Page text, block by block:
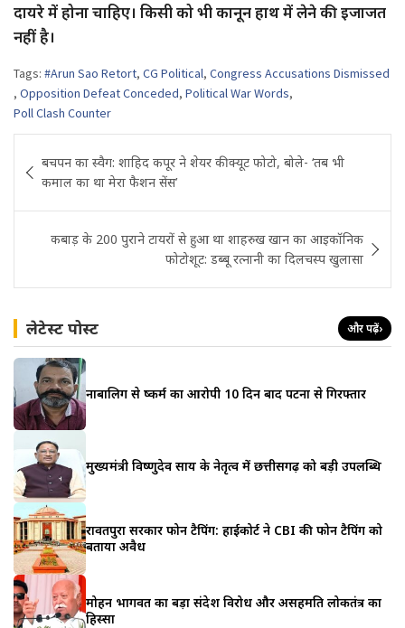
दायरे में होना चाहिए। किसी को भी कानून हाथ में लेने की इजाजत
नहीं है।
Tags: #Arun Sao Retort, CG Political, Congress Accusations Dismissed
, Opposition Defeat Conceded, Political War Words,
Poll Clash Counter
navigation
बचपन का स्वैग: शाहिद कपूर ने शेयर की क्यूट फोटो, बोले- ‘तब भी
कमाल का था मेरा फैशन सेंस’
कबाड़ के 200 पुराने टायरों से हुआ था शाहरुख खान का आइकॉनिक
फोटोशूट: डब्बू रत्नानी का दिलचस्प खुलासा
लेटेस्ट पोस्ट और पढ़ें›
नाबालिग से दुष्कर्म का आरोपी 10 दिन बाद पटना से गिरफ्तार
मुख्यमंत्री विष्णुदेव साय के नेतृत्व में छत्तीसगढ़ को बड़ी उपलब्धि
रावतपुरा सरकार फोन टैपिंग: हाईकोर्ट ने CBI की फोन टैपिंग को
बताया अवैध
मोहन भागवत का बड़ा संदेश विरोध और असहमति लोकतंत्र का
हिस्सा